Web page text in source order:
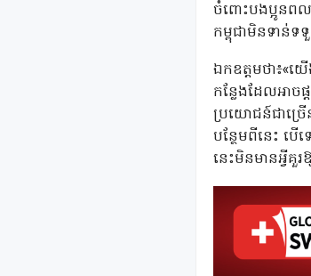
ចំពោះបងប្អូនពល
កម្ពុជាមិនទាន់
ឯកឧត្តមថា៖«យ
កន្លែងដែលអា
ប្រយោជន៍ជាច្រ
បន្ថែមពីនេះ ប
នេះមិនមានអ្វីគួរ